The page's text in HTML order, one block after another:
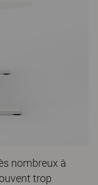
nombreux à
trop